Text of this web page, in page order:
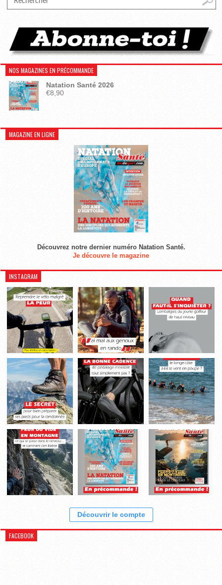
NOS MAGAZINES EN PRÉCOMMANDE
Natation Santé 2026
€8,90
MAGAZINE EN LIGNE
Découvrez notre dernier numéro Natation Santé.
Je découvre le magazine
INSTAGRAM
Découvrir le compte
FACEBOOK